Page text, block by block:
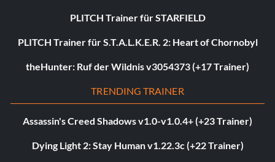
PLITCH Trainer für STARFIELD
PLITCH Trainer für S.T.A.L.K.E.R. 2: Heart of Chornobyl
theHunter: Ruf der Wildnis v3054373 (+17 Trainer)
TRENDING TRAINER
Assassin's Creed Shadows v1.0-v1.0.4+ (+23 Trainer)
Dying Light 2: Stay Human v1.22.3c (+22 Trainer)